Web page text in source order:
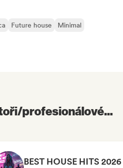
Future house Minimal
profesionálové...
BEST HOUSE HITS 2026